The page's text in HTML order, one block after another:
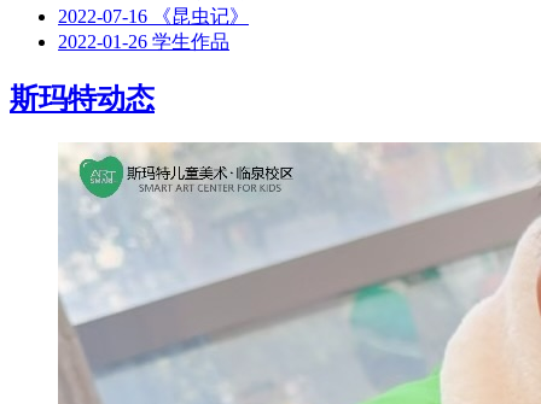
2022-07-16
《昆虫记》
2022-01-26 学生作品
斯玛特动态